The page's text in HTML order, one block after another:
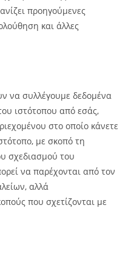
προηγούμενες
και άλλες
να συλλέγουμε δεδομένα
ιστότοπου από εσάς,
στο οποίο κάνετε
με σκοπό τη
σχεδιασμού του
να παρέχονται από τον
αλλά
που σχετίζονται με